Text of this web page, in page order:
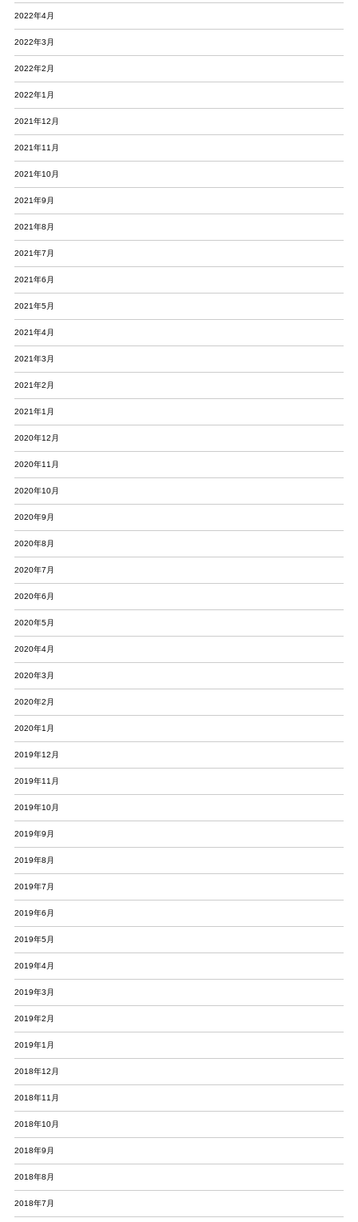
2022年4月
2022年3月
2022年2月
2022年1月
2021年12月
2021年11月
2021年10月
2021年9月
2021年8月
2021年7月
2021年6月
2021年5月
2021年4月
2021年3月
2021年2月
2021年1月
2020年12月
2020年11月
2020年10月
2020年9月
2020年8月
2020年7月
2020年6月
2020年5月
2020年4月
2020年3月
2020年2月
2020年1月
2019年12月
2019年11月
2019年10月
2019年9月
2019年8月
2019年7月
2019年6月
2019年5月
2019年4月
2019年3月
2019年2月
2019年1月
2018年12月
2018年11月
2018年10月
2018年9月
2018年8月
2018年7月